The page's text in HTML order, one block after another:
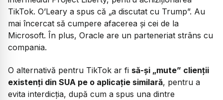
TikTok. O’Leary a spus că „a discutat cu Trump”. Au
mai încercat să cumpere afacerea și cei de la
Microsoft. În plus, Oracle are un parteneriat strâns cu
compania.
O alternativă pentru TikTok ar fi să-și „mute” clienții
existenți din SUA pe o aplicație similară, pentru a
evita interdicția, după cum a spus una dintre